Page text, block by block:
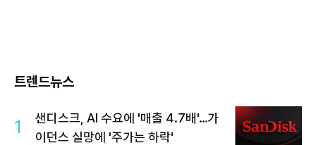
트렌드뉴스
1
샌디스크, AI 수요에 '매출 4.7배'…가
이던스 실망에 '주가는 하락'